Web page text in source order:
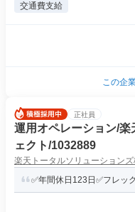
交通費支給
この企
正社員
運用オペレーション/
ェクト/1032889
楽天トータルソリューション
✅年間休日123日✅フレッ